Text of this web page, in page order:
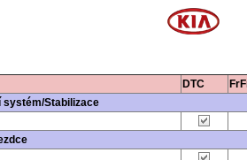
DTC
systém/Stabilizace